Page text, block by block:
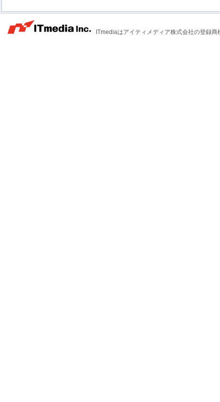
ITmediaはアイティメディア株式会社の登録商